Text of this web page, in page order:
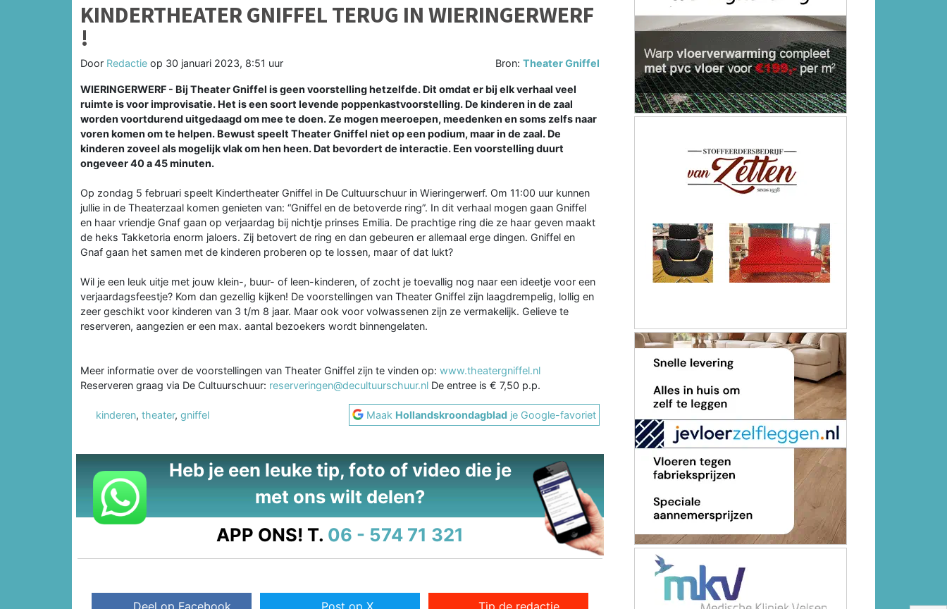
KINDERTHEATER GNIFFEL TERUG IN WIERINGERWERF
!
Door Redactie op 30 januari 2023, 8:51 uur Bron:Theater Gniffel
WIERINGERWERF - Bij Theater Gniffel is geen voorstelling hetzelfde. Dit omdat er bij elk verhaal veel
ruimte is voor improvisatie. Het is een soort levende poppenkastvoorstelling. De kinderen in de zaal
worden voortdurend uitgedaagd om mee te doen. Ze mogen meeroepen, meedenken en soms zelfs naar
voren komen om te helpen. Bewust speelt Theater Gniffel niet op een podium, maar in de zaal. De
kinderen zoveel als mogelijk vlak om hen heen. Dat bevordert de interactie. Een voorstelling duurt
ongeveer 40 a 45 minuten.
Op zondag 5 februari speelt Kindertheater Gniffel in De Cultuurschuur in Wieringerwerf. Om 11:00 uur kunnen
jullie in de Theaterzaal komen genieten van: “Gniffel en de betoverde ring”. In dit verhaal mogen gaan Gniffel
en haar vriendje Gnaf gaan op verjaardag bij nichtje prinses Emilia. De prachtige ring die ze haar geven maakt
de heks Takketoria enorm jaloers. Zij betovert de ring en dan gebeuren er allemaal erge dingen. Gniffel en
Gnaf gaan het samen met de kinderen proberen op te lossen, maar of dat lukt?
Wil je een leuk uitje met jouw klein-, buur- of leen-kinderen, of zocht je toevallig nog naar een ideetje voor een
verjaardagsfeestje? Kom dan gezellig kijken! De voorstellingen van Theater Gniffel zijn laagdrempelig, lollig en
zeer geschikt voor kinderen van 3 t/m 8 jaar. Maar ook voor volwassenen zijn ze vermakelijk. Gelieve te
reserveren, aangezien er een max. aantal bezoekers wordt binnengelaten.
Meer informatie over de voorstellingen van Theater Gniffel zijn te vinden op: www.theatergniffel.nl
Reserveren graag via De Cultuurschuur: reserveringen@decultuurschuur.nl De entree is € 7,50 p.p.
kinderen, theater, gniffel Maak Hollandskroondagblad je Google-favoriet
Heb je een leuke tip, foto of video die je
met ons wilt delen?
APP ONS! T. 06 - 574 71 321